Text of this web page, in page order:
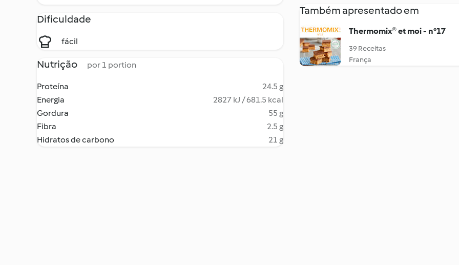
Dificuldade
fácil
Nutrição por 1 portion
Proteína
24.5 g
Energia
2827 kJ / 681.5 kcal
Gordura
55 g
Fibra
2.5 g
Hidratos de carbono
21 g
Também apresentado em
Thermomix® et moi - n°17
39 Receitas
França